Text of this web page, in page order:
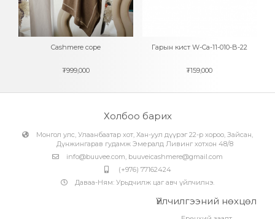
Cashmere cope
999,000
₮
Гарын кист W-Ca-11-010-B-22
159,000
₮
Холбоо барих
Монгол улс, Улаанбаатар хот, Хан-уул дүүрэг 22-р хороо, Зайсан,
Дүнжингарав гудамж Эмералд Ливинг хотхон 48/8
info@buuvee.com, buuveicashmere@gmail.com
(+976) 77162424
Даваа-Ням: Урьдчилж цаг авч үйлчилнэ.
Үйлчилгээний нөхцөл